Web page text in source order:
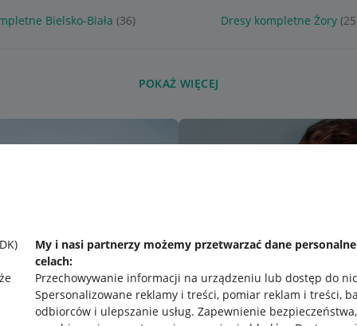
My i nasi partnerzy możemy przetwarzać dane
celach:
Przechowywanie informacji na urządzeniu lub dostęp do
Spersonalizowane reklamy i treści, pomiar reklam i treści,
odbiorców i ulepszanie usług. Zapewnienie bezpieczeństwa,
Bielsko-Biała (36) Dresy kompletne Żory
POKAŻ WIĘCEJ